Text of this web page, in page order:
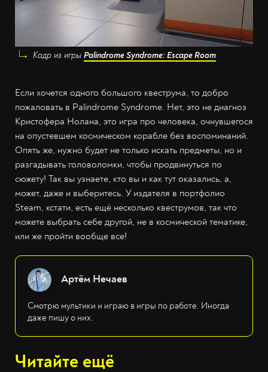
Кадр из игры Palindrome Syndrome: Escape Room
Если хочется одного большого квеструма, то добро
пожаловать в Palindrome Syndrome. Нет, это не диагноз
Кристофера Нолана, это игра про человека, очнувшегося
на опустевшем космическом корабле без воспоминаний.
Опять же, нужно будет не только искать предметы, но и
разгадывать головоломки, чтобы продвинуться по
сюжету! Так вы узнаете, кто вы и как тут оказались, а,
может, даже и выберитесь. У издателя в портфолио
Steam, кстати, есть ещё несколько квеструмов, так что
можете выбрать себе другой, не в космической тематике,
или же пройти вообще все!
Артём Нечаев
Смотрю мультики и играю в игры по работе. Иногда
даже пишу о них.
Читайте ещё